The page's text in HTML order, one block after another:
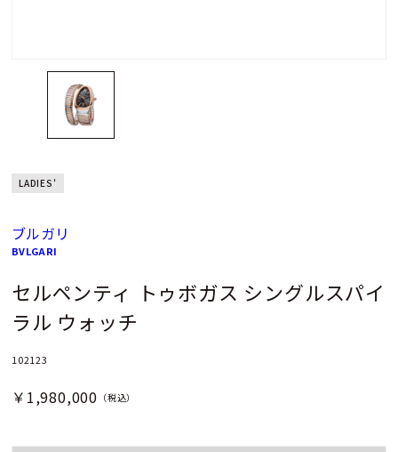
LADIES'
ブルガリ
BVLGARI
セルペンティ トゥボガス シングルスパイ
ラル ウォッチ
102123
￥1,980,000 （税込）